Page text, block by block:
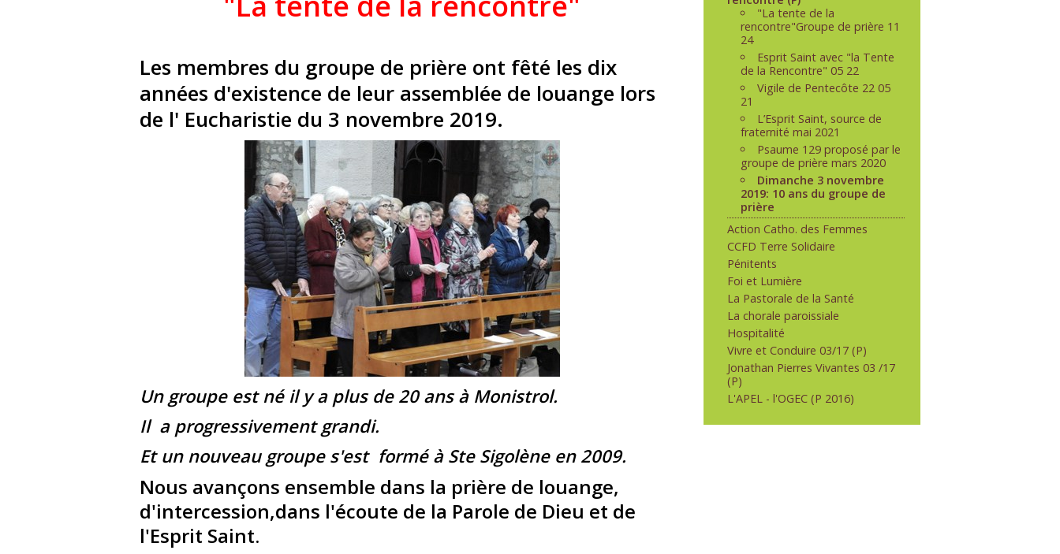
"La tente de la
rencontre"Groupe de prière 11
24
Esprit Saint avec "la Tente
de la Rencontre" 05 22
Vigile de Pentecôte 22 05
21
L’Esprit Saint, source de
fraternité mai 2021
Psaume 129 proposé par le
groupe de prière mars 2020
Dimanche 3 novembre
2019: 10 ans du groupe de
prière
Action Catho. des Femmes
CCFD Terre Solidaire
Pénitents
Foi et Lumière
La Pastorale de la Santé
La chorale paroissiale
Hospitalité
Vivre et Conduire 03/17 (P)
Jonathan Pierres Vivantes 03 /17
(P)
L'APEL - l'OGEC (P 2016)
Les membres du groupe de prière ont fêté les dix
années d'existence de leur assemblée de louange lors
de l' Eucharistie du 3 novembre 2019.
Un groupe est né il y a plus de 20 ans à Monistrol.
Il a progressivement grandi.
Et un nouveau groupe s'est formé à Ste Sigolène en 2009.
Nous avançons ensemble dans la prière de louange,
d'intercession,dans l'écoute de la Parole de Dieu et de
l'Esprit Saint.